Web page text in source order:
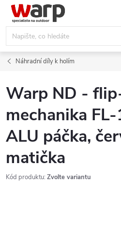
Přejít
obsah
Náhradní díly k holím
Warp ND -
mechanika
ALU páčka,
matička
Kód produktu: Zvolte variantu